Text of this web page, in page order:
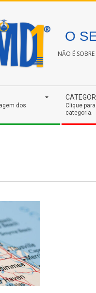
O
NÃO É
dos
Clique
categoria.